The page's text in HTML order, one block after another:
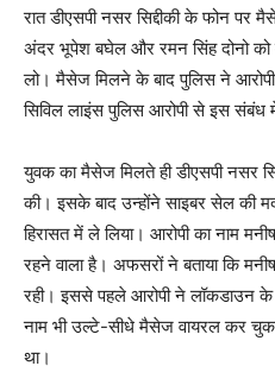
रात डीएसपी नसर सिद्दीकी के फोन
अंदर भूपेश बघेल और रमन सिंह दोनो को
लो। मैसेज मिलने के बाद पुलिस ने
सिविल लाइंस पुलिस आरोपी से इस संबंध
युवक का मैसेज मिलते ही डीएसपी नसर
की। इसके बाद उन्होंने साइबर सेल की
हिरासत में ले लिया। आरोपी का नाम
रहने वाला है। अफसरों ने बताया कि
रही। इससे पहले आरोपी ने लॉकडाउन के
नाम भी उल्टे-सीधे मैसेज वायरल कर
था।